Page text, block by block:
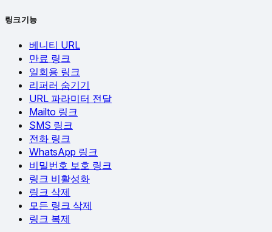
링크 기능
베니티 URL
만료 링크
일회용 링크
리퍼러 숨기기
URL 파라미터 전달
Mailto 링크
SMS 링크
전화 링크
WhatsApp 링크
비밀번호 보호 링크
링크 비활성화
링크 삭제
모든 링크 삭제
링크 복제